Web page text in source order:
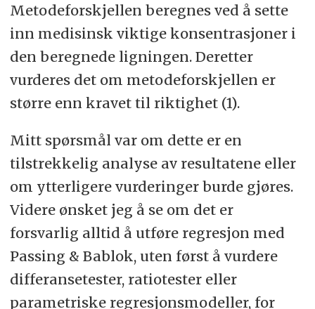
Metodeforskjellen beregnes ved å sette
inn medisinsk viktige konsentrasjoner i
den beregnede ligningen. Deretter
vurderes det om metodeforskjellen er
større enn kravet til riktighet (1).
Mitt spørsmål var om dette er en
tilstrekkelig analyse av resultatene eller
om ytterligere vurderinger burde gjøres.
Videre ønsket jeg å se om det er
forsvarlig alltid å utføre regresjon med
Passing & Bablok, uten først å vurdere
differansetester, ratiotester eller
parametriske regresjonsmodeller, for